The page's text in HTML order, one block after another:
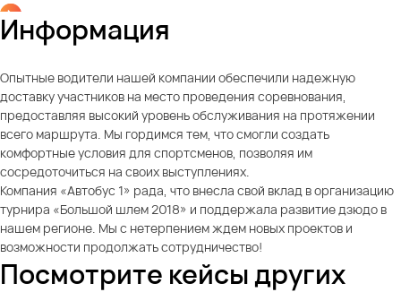
Информация
Опытные водители нашей компании обеспечили надежную
доставку участников на место проведения соревнования,
предоставляя высокий уровень обслуживания на протяжении
всего маршрута. Мы гордимся тем, что смогли создать
комфортные условия для спортсменов, позволяя им
сосредоточиться на своих выступлениях.
Компания «Автобус 1» рада, что внесла свой вклад в организацию
турнира «Большой шлем 2018» и поддержала развитие дзюдо в
нашем регионе. Мы с нетерпением ждем новых проектов и
возможности продолжать сотрудничество!
Посмотрите кейсы других